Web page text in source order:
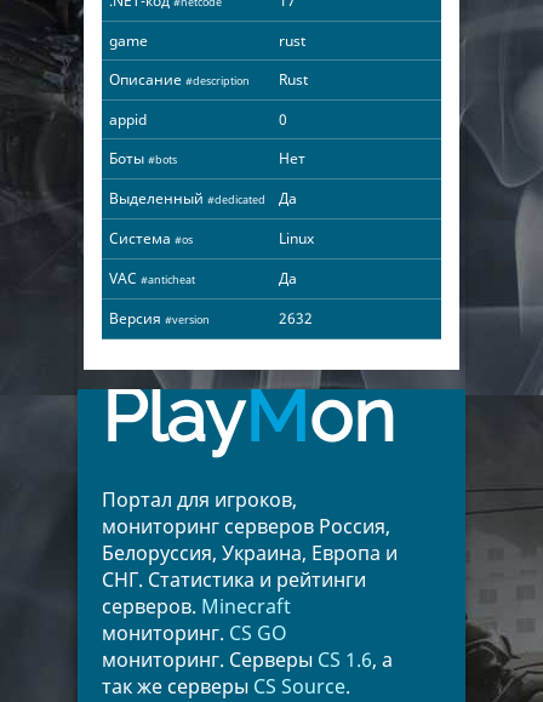
game
rust
Описание #description
Rust
appid
0
Боты #bots
Нет
Выделенный #dedicated
Да
Система #os
Linux
VAC #anticheat
Да
Версия #version 2632
PlayMon
Портал для игроков,
мониторинг серверов Россия,
Белоруссия, Украина, Европа и
СНГ. Статистика и рейтинги
серверов. Minecraft
мониторинг. CS GO
мониторинг. Серверы CS 1.6, а
так же серверы CS Source.